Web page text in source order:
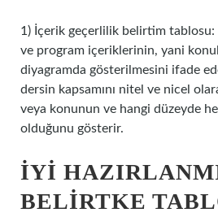
1) İçerik geçerlilik belirtim tablosu:
ve program içeriklerinin, yani
diyagramda gösterilmesini ifade
dersin kapsamını nitel ve nicel
veya konunun ve hangi düzeyde
olduğunu gösterir.
İYI
BELIRTKE